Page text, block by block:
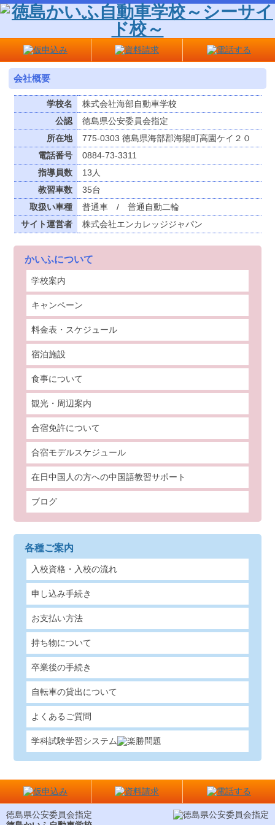
会社概要
学校名
株式会社海部自動車学校
公認
徳島県公安委員会指定
所在地
775-0303 徳島県海部郡海陽町高園ケイ２０
電話番号
0884-73-3311
指導員数
13人
教習車数
35台
取扱い車種
普通車 / 普通自動二輪
サイト運営者
株式会社エンカレッジジャパン
かいふについて
学校案内
キャンペーン
料金表・スケジュール
宿泊施設
食事について
観光・周辺案内
合宿免許について
合宿モデルスケジュール
在日中国人の方への中国語教習サポート
ブログ
各種ご案内
入校資格・入校の流れ
申し込み手続き
お支払い方法
持ち物について
卒業後の手続き
自転車の貸出について
よくあるご質問
学科試験学習システム
徳島県公安委員会指定